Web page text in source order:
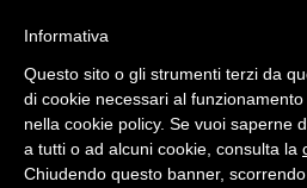
INDICE VERSIONI
Informativa
Questo sito o gli strumenti terzi da
di cookie necessari al
nella cookie policy. Se vuoi saperne
a tutti o ad alcuni cookie, consulta la
Chiudendo questo banner,